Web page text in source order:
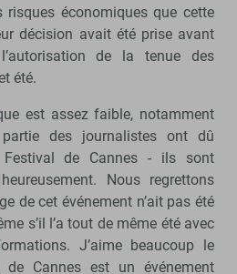
économiques que cette
décision avait été prise avant
de la tenue des
été.
est assez faible, notamment
partie des journalistes ont dû
de Cannes - ils sont
Nous regrettons
de cet événement n’ait pas été
s’il l’a tout de même été avec
J’aime beaucoup le
Cannes est un événement